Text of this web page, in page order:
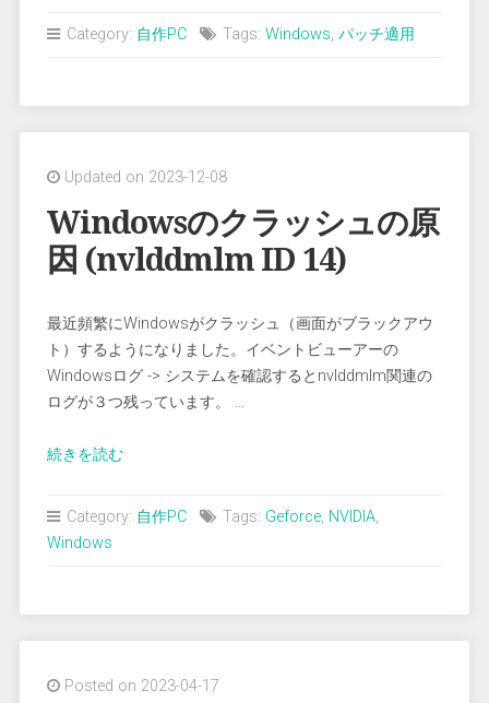
い
レ
イ
時
計
に
秒
す
る”
Category: 自作PC Tags: Windows, パッチ適用
Updated on 2023-12-08
Windowsのクラッシュの原
因 (nvlddmlm ID 14)
最近頻繁にWindowsがクラッシュ（画面がブラックアウ
ト）するようになりました。イベントビューアーの
Windowsログ -> システムを確認するとnvlddmlm関連の
ログが３つ残っています。 …
続きを読む“Windows
ュ
の
因
Category: 自作PC Tags: Geforce, NVIDIA,
Windows
Posted on 2023-04-17